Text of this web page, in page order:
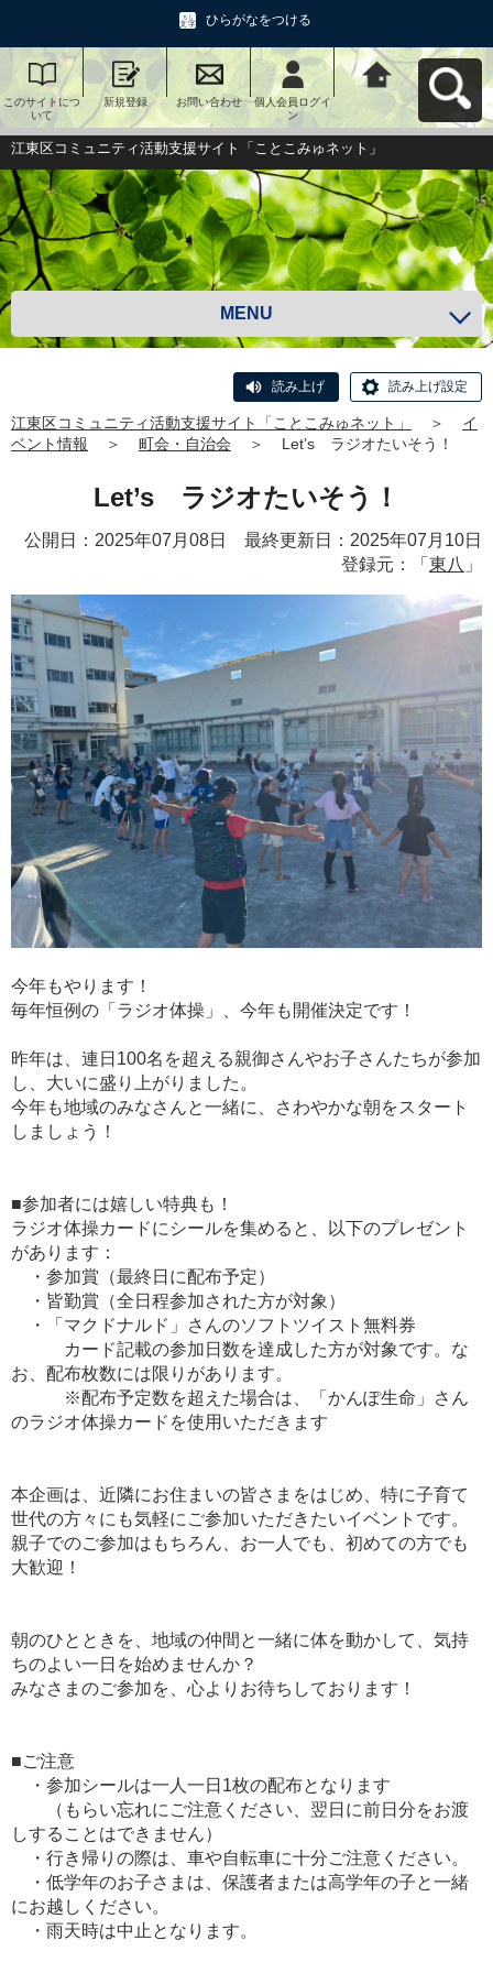
ひらがなをつける
このサイトにつ
いて
新規登録 お問い合わせ
個人会員ログイ
ン
江東区コミュニ
ティ活動支援サ
イト「ことこみ
ゅネット」へ戻
る
江東区コミュニティ活動支援サイト「ことこみゅネット」
MENU
読み上げ 読み上げ設定
江東区コミュニティ活動支援サイト「ことこみゅネット」 ＞
イ
ベント情報
＞ 町会・自治会 ＞ Let’s ラジオたいそう！
Let’s ラジオたいそう！
公開日：2025年07月08日 最終更新日：2025年07月10日
登録元：「 東八 」
今年もやります！
毎年恒例の「ラジオ体操」、今年も開催決定です！
昨年は、連日100名を超える親御さんやお子さんたちが参加
し、大いに盛り上がりました。
今年も地域のみなさんと一緒に、さわやかな朝をスタート
しましょう！
■参加者には嬉しい特典も！
ラジオ体操カードにシールを集めると、以下のプレゼント
があります：
・参加賞（最終日に配布予定）
・皆勤賞（全日程参加された方が対象）
・「マクドナルド」さんのソフトツイスト無料券
カード記載の参加日数を達成した方が対象です。な
お、配布枚数には限りがあります。
※配布予定数を超えた場合は、「かんぽ生命」さん
のラジオ体操カードを使用いただきます
本企画は、近隣にお住まいの皆さまをはじめ、特に子育て
世代の方々にも気軽にご参加いただきたいイベントです。
親子でのご参加はもちろん、お一人でも、初めての方でも
大歓迎！
朝のひとときを、地域の仲間と一緒に体を動かして、気持
ちのよい一日を始めませんか？
みなさまのご参加を、心よりお待ちしております！
■ご注意
・参加シールは一人一日1枚の配布となります
（もらい忘れにご注意ください、翌日に前日分をお渡
しすることはできません）
・行き帰りの際は、車や自転車に十分ご注意ください。
・低学年のお子さまは、保護者または高学年の子と一緒
にお越しください。
・雨天時は中止となります。